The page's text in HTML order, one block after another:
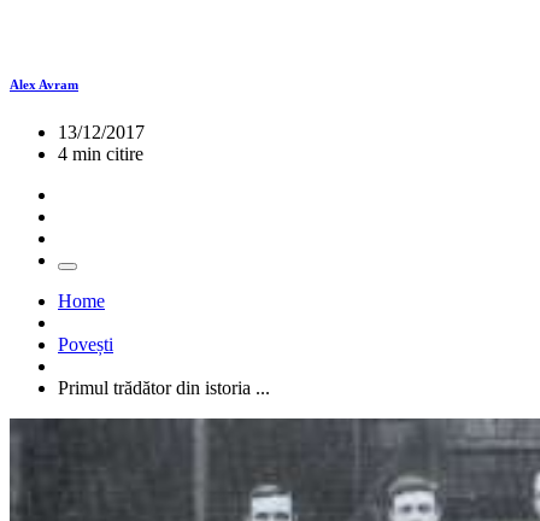
Alex Avram
13/12/2017
4 min citire
Home
Povești
Primul trădător din istoria ...